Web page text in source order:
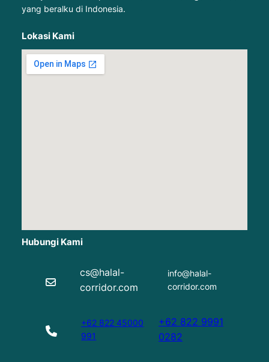
yang beralku di Indonesia.
Lokasi Kami
Hubungi Kami
cs@halal-
corridor.com
info@halal-
corridor.com
+62 822 45000
991
+62 822 9991
0282